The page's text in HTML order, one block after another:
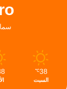
38
℃
السبت